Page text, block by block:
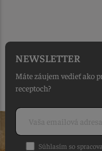
DO 1-2
OD
NEWSLETTER
Máte záujem vedieť ako
receptoch?
Súhlasím so